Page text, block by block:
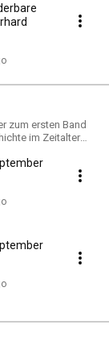
zum ersten Band
im Zeitalter
Bildern des Kinos
es kein
sie 80 Jahre